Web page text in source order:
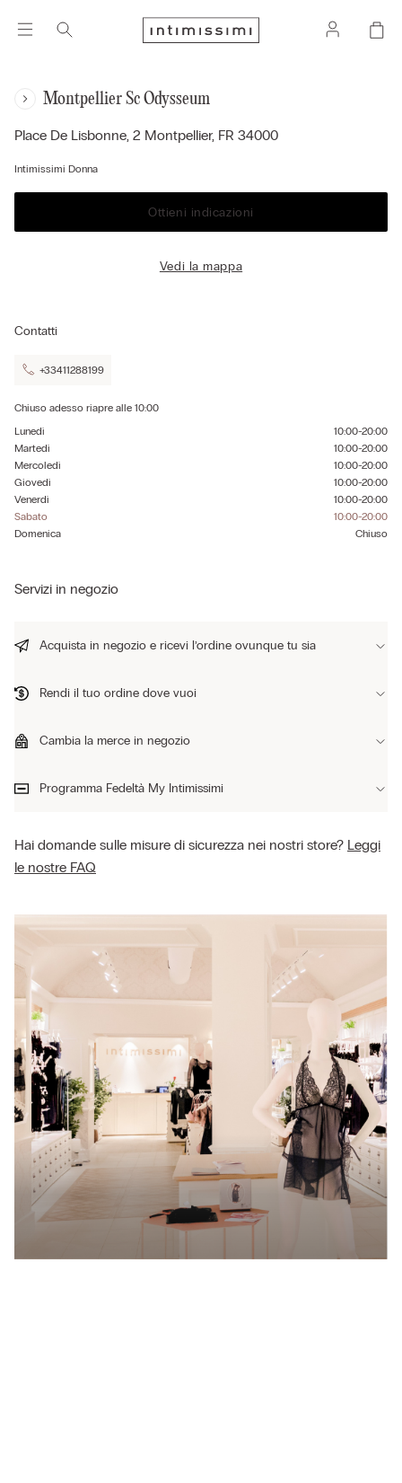
Montpellier Sc Odysseum
Place De Lisbonne, 2 Montpellier, FR 34000
Intimissimi Donna
Ottieni indicazioni
Vedi la mappa
Contatti
+33411288199
Chiuso adesso riapre alle 10:00
Lunedì
10:00-20:00
Martedì
10:00-20:00
Mercoledì
10:00-20:00
Giovedì
10:00-20:00
Venerdì
10:00-20:00
Sabato
10:00-20:00
Domenica
Chiuso
Servizi in negozio
Acquista in negozio e ricevi l’ordine ovunque tu sia
Rendi il tuo ordine dove vuoi
Cambia la merce in negozio
Programma Fedeltà My Intimissimi
Hai domande sulle misure di sicurezza nei nostri store? Leggi
le nostre FAQ